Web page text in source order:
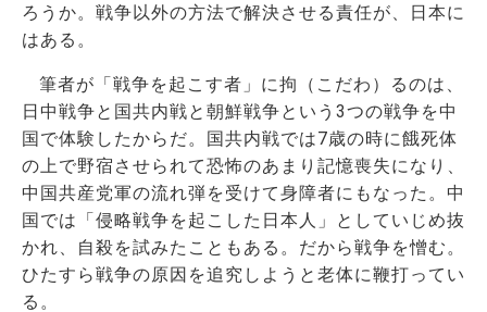
ろうか。戦争以外の方法で解決させる責任が、日本に
はある。
筆者が「戦争を起こす者」に拘（こだわ）るのは、
日中戦争と国共内戦と朝鮮戦争という3つの戦争を中
国で体験したからだ。国共内戦では7歳の時に餓死体
の上で野宿させられて恐怖のあまり記憶喪失になり、
中国共産党軍の流れ弾を受けて身障者にもなった。中
国では「侵略戦争を起こした日本人」としていじめ抜
かれ、自殺を試みたこともある。だから戦争を憎む。
ひたすら戦争の原因を追究しようと老体に鞭打ってい
る。